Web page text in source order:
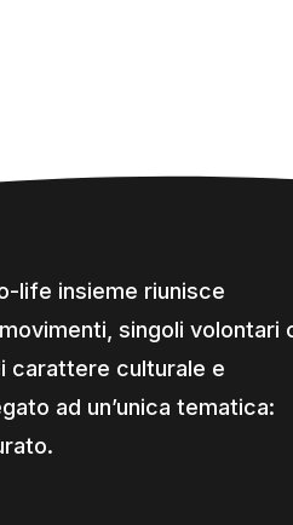
life insieme riunisce
singoli volontari
carattere culturale e
ad un’unica tematica: